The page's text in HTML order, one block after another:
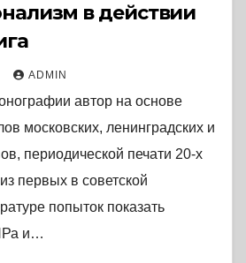
в действии
ADMIN
автор на основе
московских, ленинградских и
периодической печати 20-х
первых в советской
попыток показать
и…